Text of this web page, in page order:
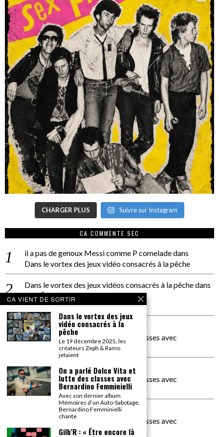
CHARGER PLUS Suivre sur Instagram
CA COMMENTE SEC
il a pas de genoux Messi comme P comeladedans
Dans le vortex des jeux vidéo consacrés à la pêche
Dans le vortex des jeux vidéos consacrés à la pêchedans
PACÔME THIELLEMENT
La séance d’Hip Gnose
La Patrie
dans
On a parlé Dolce Vita et lutte des classes avec
Bernardino Femminielli
carte noire negra à l'o tiededans
On a parlé Dolce Vita et lutte des classes avec
Bernardino Femminielli
moise et son mascarédans
On a parlé Dolce Vita et lutte des classes avec
Bernardino Femminielli
CA VIENT DE SORTIR
Dans le vortex des jeux
vidéo consacrés à la
pêche
Le 19 décembre 2025, les
créateurs Zeph & Ramo
jetaient
On a parlé Dolce Vita et
lutte des classes avec
Bernardino Femminielli
Avec son dernier album
Mémoires d’un Auto-Sabotage,
Bernardino Femminielli
chante
Gilb’R : « Être encore là